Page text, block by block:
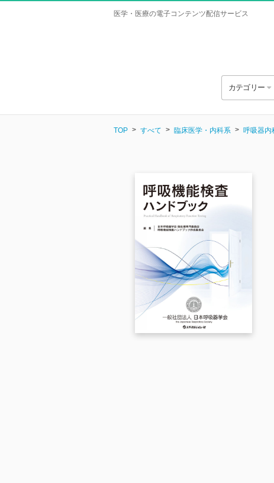
医学・医療の電子コンテンツ配信サービス
カテゴリー
TOP すべて 臨床医学・内科系 呼吸器内